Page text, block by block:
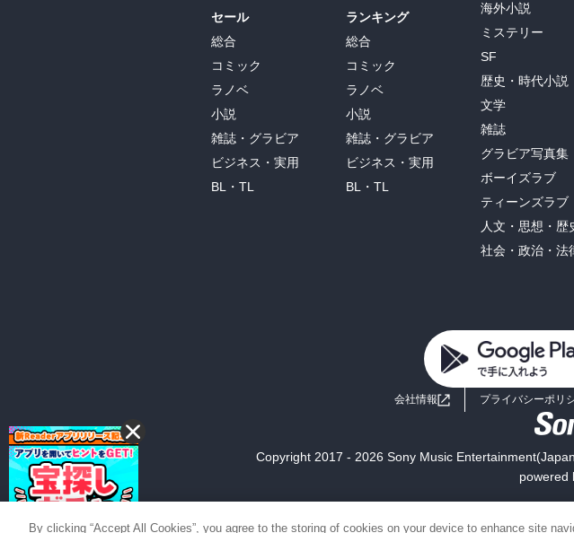
セール
総合
コミック
ラノベ
小説
雑誌・グラビア
ビジネス・実用
BL・TL
ランキング
総合
コミック
ラノベ
小説
雑誌・グラビア
ビジネス・実用
BL・TL
海外小説
ミステリー
SF
歴史・時代小説
文学
雑誌
グラビア写真集
ボーイズラブ
ティーンズラブ
人文・思想・歴
社会・政治・法
会社情報 プライバシーポリ
Copyright 2017 - 2026 Sony Music
powered
By clicking “Accept All Cookies”, you agree to the storing of cookies on your device to enhance site